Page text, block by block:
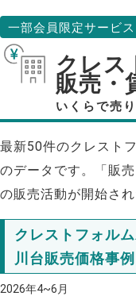
一部会員限定サービス
クレス
販売・
いくらで売
最新50件のクレスト
のデータです。「販
の販売活動が開始さ
クレストフォル
川台販売価格事例
2026年4~6月